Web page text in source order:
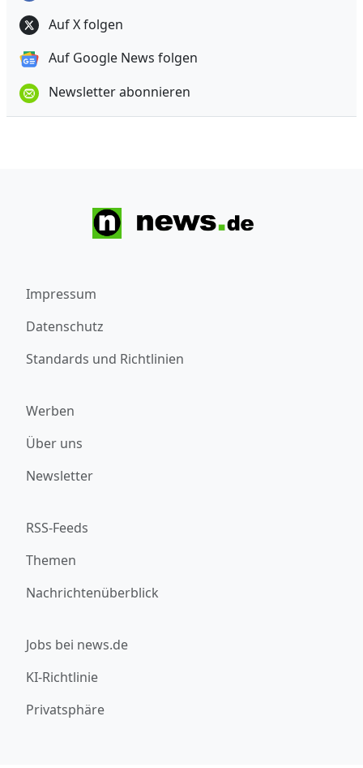
Auf X folgen
Auf Google News folgen
Newsletter abonnieren
Impressum
Datenschutz
Standards und Richtlinien
Werben
Über uns
Newsletter
RSS-Feeds
Themen
Nachrichtenüberblick
Jobs bei news.de
KI-Richtlinie
Privatsphäre